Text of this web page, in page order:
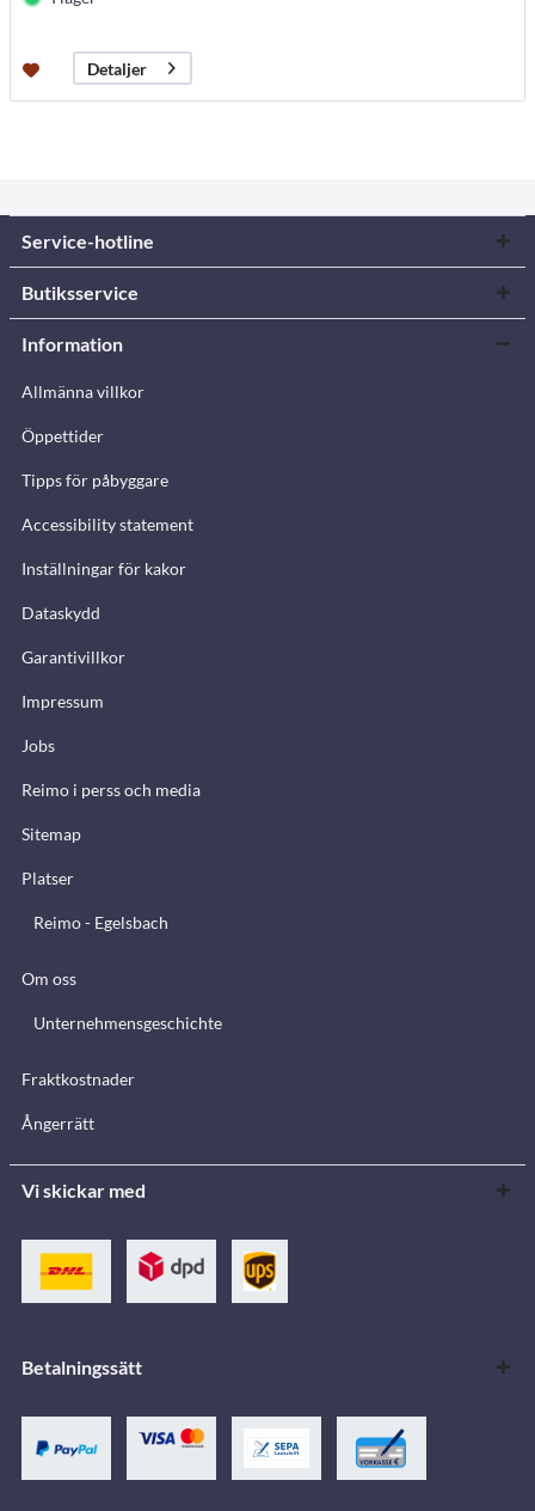
Detaljer
Service-hotline
Butiksservice
Information
Allmänna villkor
Öppettider
Tipps för påbyggare
Accessibility statement
Inställningar för kakor
Dataskydd
Garantivillkor
Impressum
Jobs
Reimo i perss och media
Sitemap
Platser
Reimo - Egelsbach
Om oss
Unternehmensgeschichte
Fraktkostnader
Ångerrätt
Vi skickar med
Betalningssätt